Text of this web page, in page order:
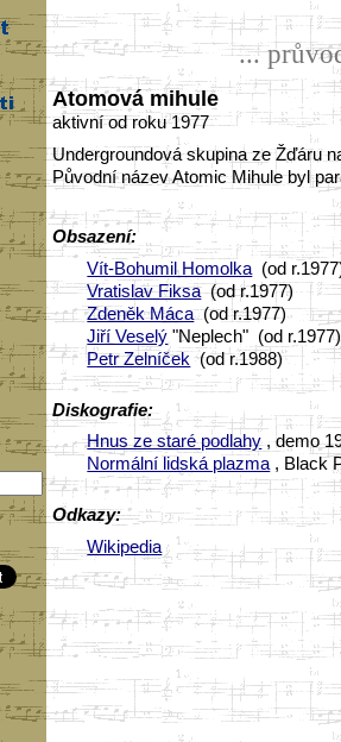
...
Atomová mihule
aktivní od roku 1977
Undergroundová skupina ze Žďáru
Původní název Atomic Mihule byl
Obsazení:
Vít-Bohumil Homolka (od
Vratislav Fiksa(od r.1977)
Zdeněk Máca(od r.1977)
Jiří Veselý "Neplech" (od r.1977)
Petr Zelníček (od r.1988)
Diskografie:
Hnus ze staré podlahy, demo
Normální lidská plazma, Black
Odkazy:
Wikipedia